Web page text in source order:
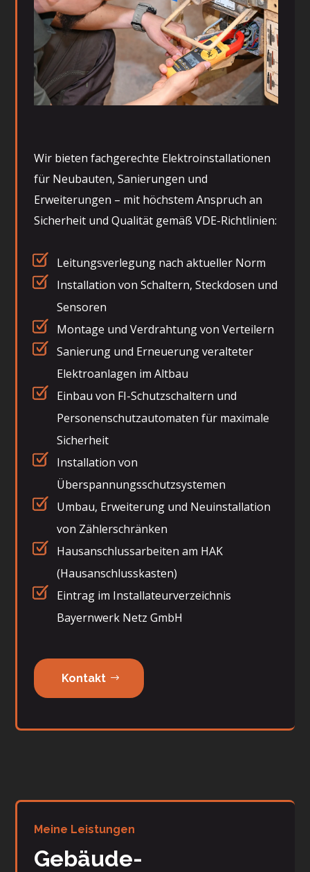
Wir bieten fachgerechte Elektroinstallationen
für Neubauten, Sanierungen und
Erweiterungen – mit höchstem Anspruch an
Sicherheit und Qualität gemäß VDE-Richtlinien:
Leitungsverlegung nach aktueller Norm
Installation von Schaltern, Steckdosen und
Sensoren
Montage und Verdrahtung von Verteilern
Sanierung und Erneuerung veralteter
Elektroanlagen im Altbau
Einbau von FI-Schutzschaltern und
Personenschutzautomaten für maximale
Sicherheit
Installation von
Überspannungsschutzsystemen
Umbau, Erweiterung und Neuinstallation
von Zählerschränken
Hausanschlussarbeiten am HAK
(Hausanschlusskasten)
Eintrag im Installateurverzeichnis
Bayernwerk Netz GmbH
Kontakt
Meine Leistungen
Gebäude-